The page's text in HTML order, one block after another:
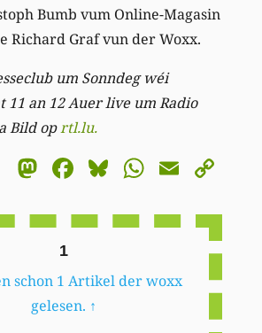
Bumb vum Online-Magasin
Richard Graf vun der Woxx.
um Sonndeg wéi
11 an 12 Auer live um Radio
Bild oprtl.lu.
Mastodon
Facebook
BlueskyEmail
1
schon 1 Artikel der woxx
gelesen. ↑